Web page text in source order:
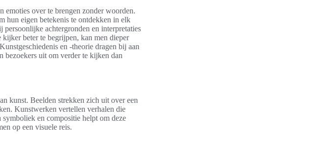
emoties over te brengen zonder woorden.
hun eigen betekenis te ontdekken in elk
achtergronden en interpretaties
beter te begrijpen, kan men dieper
en -theorie dragen bij aan
bezoekers uit om verder te kijken dan
kunst. Beelden strekken zich uit over een
Kunstwerken vertellen verhalen die
en compositie helpt om deze
op een visuele reis.